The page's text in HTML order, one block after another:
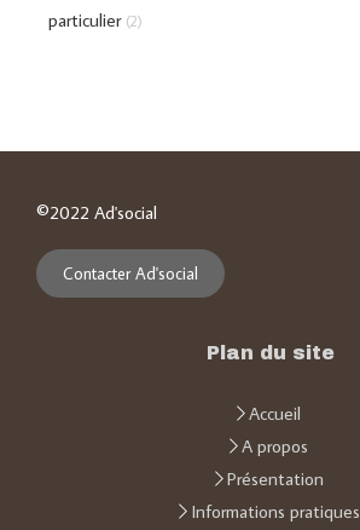
particulier (2)
©2022 Ad'social
Contacter Ad'social
Plan du site
Accueil
A propos
Présentation
Informations pratiques